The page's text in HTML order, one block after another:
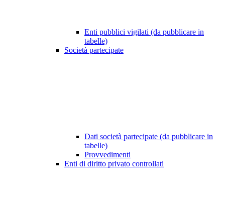
Enti pubblici vigilati (da pubblicare in
tabelle)
Società partecipate
Dati società partecipate (da pubblicare in
tabelle)
Provvedimenti
Enti di diritto privato controllati